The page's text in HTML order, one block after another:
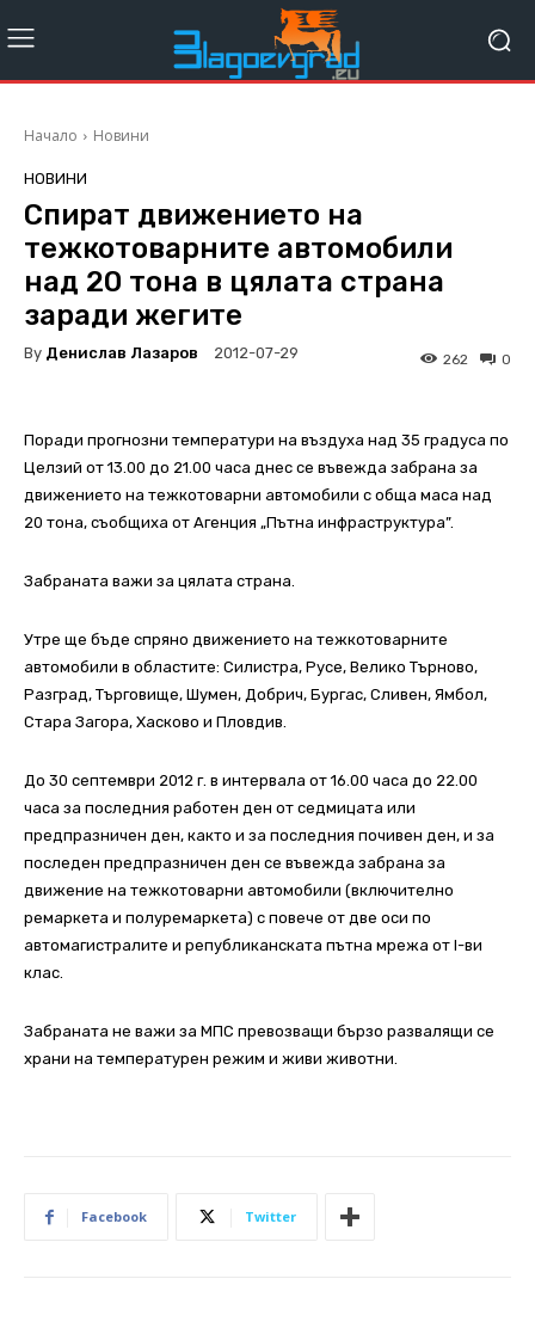
Начало Новини
НОВИНИ
Спират движението на
тежкотоварните автомобили
над 20 тона в цялата страна
заради жегите
By Денислав Лазаров 2012-07-29 0
262
Поради прогнозни температури на въздуха над 35 градуса по
Целзий от 13.00 до 21.00 часа днес се въвежда забрана за
движението на тежкотоварни автомобили с обща маса над
20 тона, съобщиха от Агенция „Пътна инфраструктура”.
Забраната важи за цялата страна.
Утре ще бъде спряно движението на тежкотоварните
автомобили в областите: Силистра, Русе, Велико Търново,
Разград, Търговище, Шумен, Добрич, Бургас, Сливен, Ямбол,
Стара Загора, Хасково и Пловдив.
До 30 септември 2012 г. в интервала от 16.00 часа до 22.00
часа за последния работен ден от седмицата или
предпразничен ден, както и за последния почивен ден, и за
последен предпразничен ден се въвежда забрана за
движение на тежкотоварни автомобили (включително
ремаркета и полуремаркета) с повече от две оси по
автомагистралите и републиканската пътна мрежа от I-ви
клас.
Забраната не важи за МПС превозващи бързо развалящи се
храни на температурен режим и живи животни.
Facebook Twitter